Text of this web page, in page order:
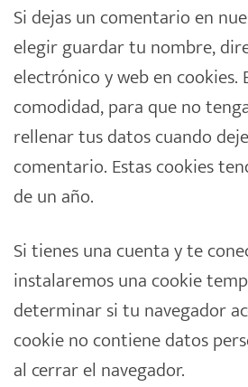
Si dejas un comentario en
elegir guardar tu nombre,
electrónico y web en cookies.
comodidad, para que no
rellenar tus datos cuando
comentario. Estas cookies
de un año.
Si tienes una cuenta y te
instalaremos una cookie
determinar si tu navegador
cookie no contiene datos
al cerrar el navegador.